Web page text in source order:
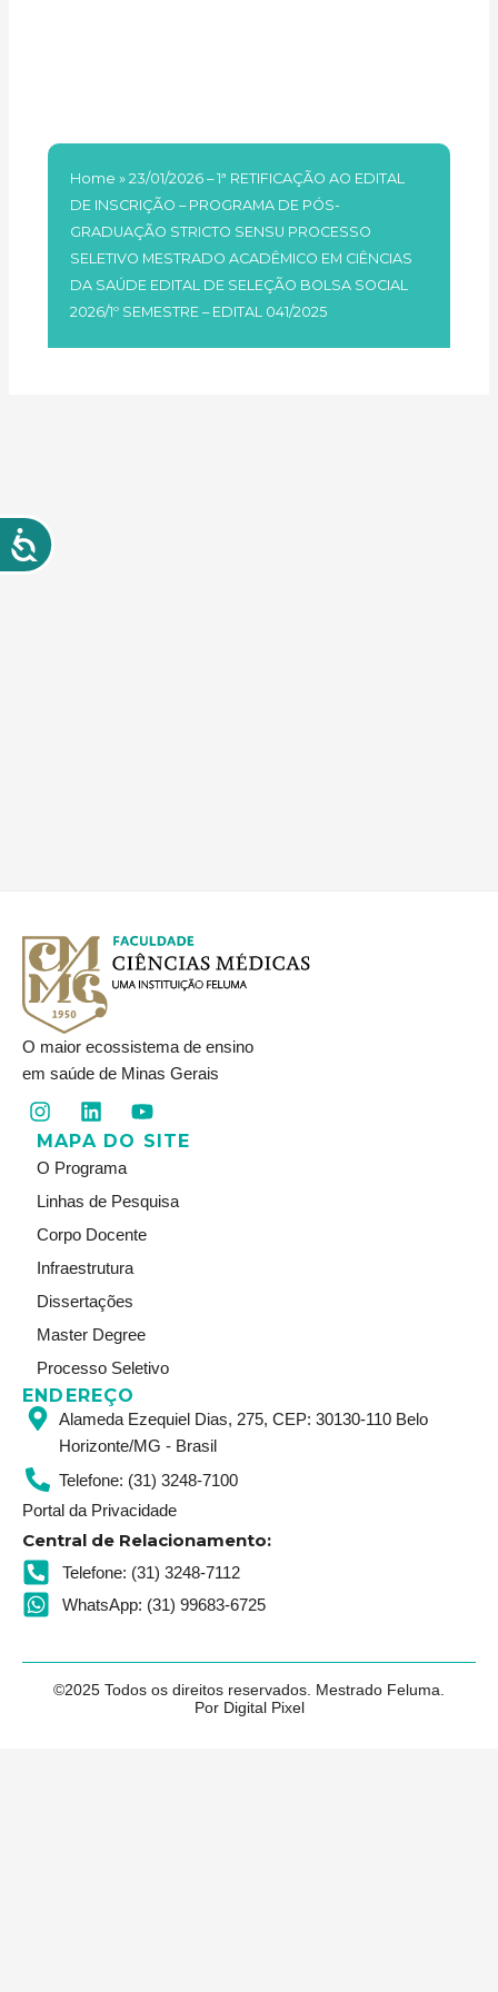
Home »23/01/2026 – 1ª RETIFICAÇÃO AO EDITAL
DE INSCRIÇÃO – PROGRAMA DE PÓS-
GRADUAÇÃO STRICTO SENSU PROCESSO
SELETIVO MESTRADO ACADÊMICO EM CIÊNCIAS
DA SAÚDE EDITAL DE SELEÇÃO BOLSA SOCIAL
2026/1º SEMESTRE – EDITAL 041/2025
O maior ecossistema de ensino
em saúde de Minas Gerais
I
n
s
t
a
g
r
a
m
L
i
n
k
e
d
i
n
Y
o
u
u
b
e
MAPA DO SITE
O Programa
Linhas de Pesquisa
Corpo Docente
Infraestrutura
Dissertações
Master Degree
Processo Seletivo
ENDEREÇO
Alameda Ezequiel Dias, 275, CEP: 30130-110 Belo
Horizonte/MG - Brasil
Telefone: (31) 3248-7100
Portal da Privacidade
Central de Relacionamento:
Telefone: (31) 3248-7112
WhatsApp: (31) 99683-6725
©2025 Todos os direitos reservados. Mestrado Feluma.
Por Digital Pixel